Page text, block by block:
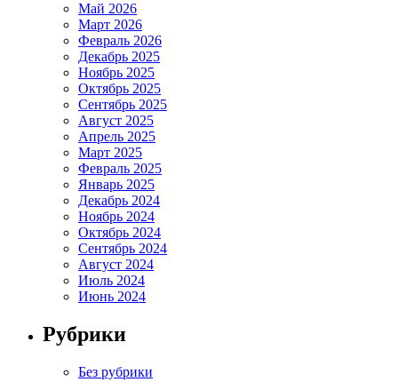
Май 2026
Март 2026
Февраль 2026
Декабрь 2025
Ноябрь 2025
Октябрь 2025
Сентябрь 2025
Август 2025
Апрель 2025
Март 2025
Февраль 2025
Январь 2025
Декабрь 2024
Ноябрь 2024
Октябрь 2024
Сентябрь 2024
Август 2024
Июль 2024
Июнь 2024
Рубрики
Без рубрики